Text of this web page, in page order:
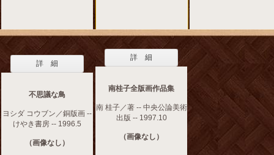
詳 細
不思議な鳥
ヨシダ コウブン／銅版画 --
けやき書房 -- 1996.5
（画像なし）
詳 細
南桂子全版画作品集
南 桂子／著 -- 中央公論美術
出版 -- 1997.10
（画像なし）